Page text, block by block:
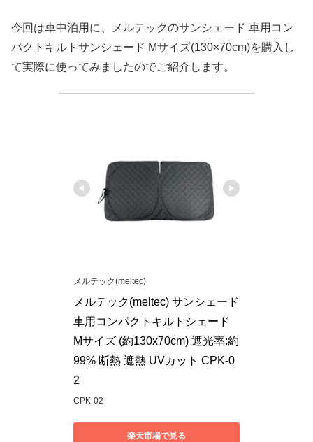
今回は車中泊用に、メルテックのサンシェード 車用コン
パクトキルトサンシェード Mサイズ(130×70cm)を購入し
て実際に使ってみましたのでご紹介します。
メルテック(meltec)
メルテック(meltec) サンシェード
車用コンパクトキルトシェード
Mサイズ (約130x70cm) 遮光率:約
99% 断熱 遮熱 UVカット CPK-0
2
CPK-02
楽天市場で見る